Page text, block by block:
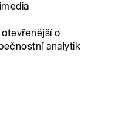
otevřenější o
analytik